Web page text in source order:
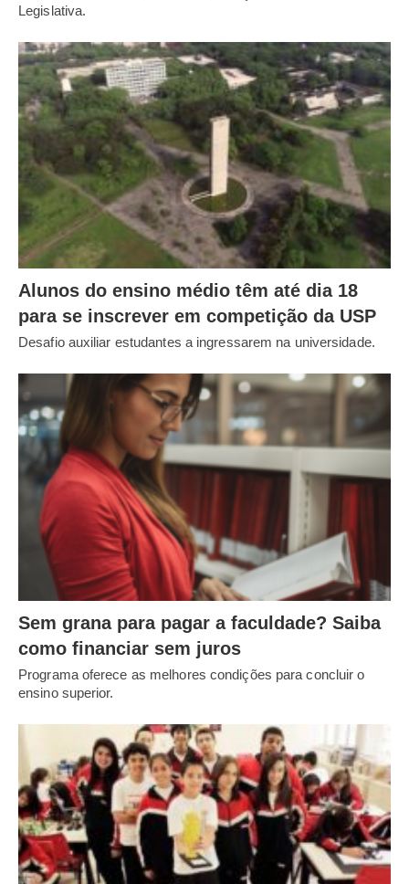
Legislativa.
Alunos do ensino médio têm até dia 18
para se inscrever em competição da USP
Desafio auxiliar estudantes a ingressarem na universidade.
Sem grana para pagar a faculdade? Saiba
como financiar sem juros
Programa oferece as melhores condições para concluir o
ensino superior.